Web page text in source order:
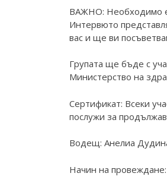
ВАЖНО: Необходимо е
Интервюто
вас и ще ви
Групата ще бъде с
Министерство на
Сертификат: Всеки
послужи за
Водещ: Анелиа
Начин на